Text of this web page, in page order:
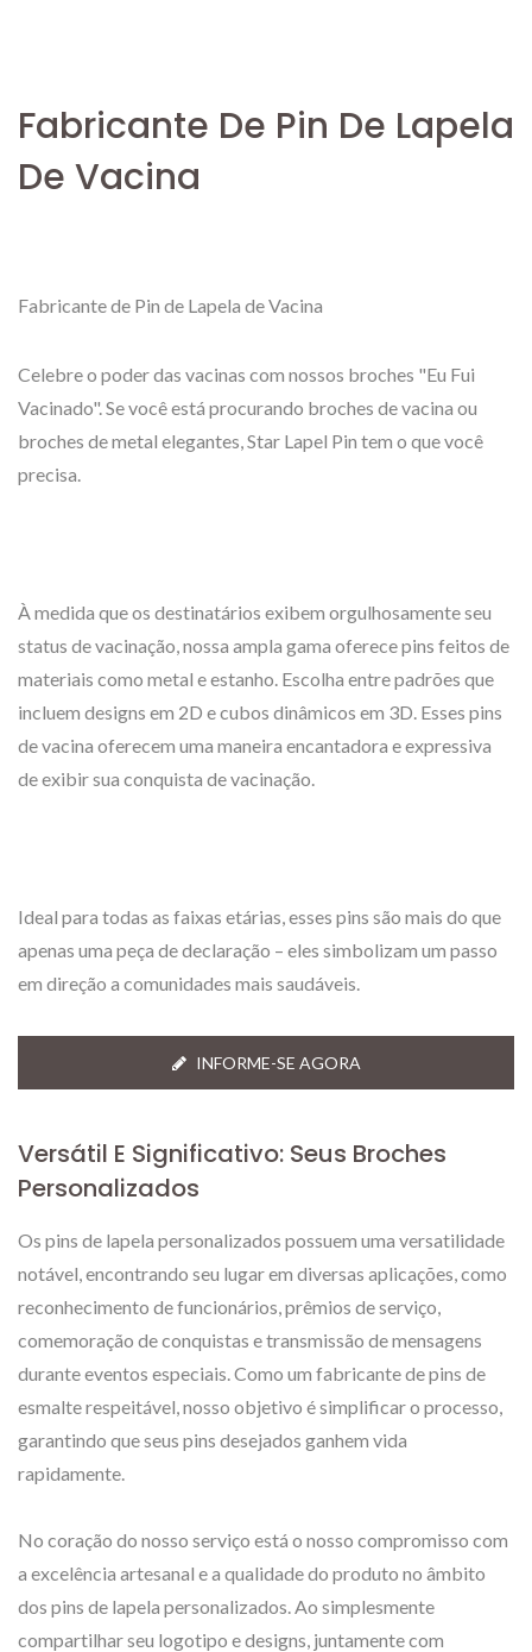
Fabricante De Pin De Lapela
De Vacina
Fabricante de Pin de Lapela de Vacina
Celebre o poder das vacinas com nossos broches "Eu Fui
Vacinado". Se você está procurando broches de vacina ou
broches de metal elegantes, Star Lapel Pin tem o que você
precisa.
À medida que os destinatários exibem orgulhosamente seu
status de vacinação, nossa ampla gama oferece pins feitos de
materiais como metal e estanho. Escolha entre padrões que
incluem designs em 2D e cubos dinâmicos em 3D. Esses pins
de vacina oferecem uma maneira encantadora e expressiva
de exibir sua conquista de vacinação.
Ideal para todas as faixas etárias, esses pins são mais do que
apenas uma peça de declaração – eles simbolizam um passo
em direção a comunidades mais saudáveis.
INFORME-SE AGORA
Versátil E Significativo: Seus Broches
Personalizados
Os pins de lapela personalizados possuem uma versatilidade
notável, encontrando seu lugar em diversas aplicações, como
reconhecimento de funcionários, prêmios de serviço,
comemoração de conquistas e transmissão de mensagens
durante eventos especiais. Como um fabricante de pins de
esmalte respeitável, nosso objetivo é simplificar o processo,
garantindo que seus pins desejados ganhem vida
rapidamente.
No coração do nosso serviço está o nosso compromisso com
a excelência artesanal e a qualidade do produto no âmbito
dos pins de lapela personalizados. Ao simplesmente
compartilhar seu logotipo e designs, juntamente com